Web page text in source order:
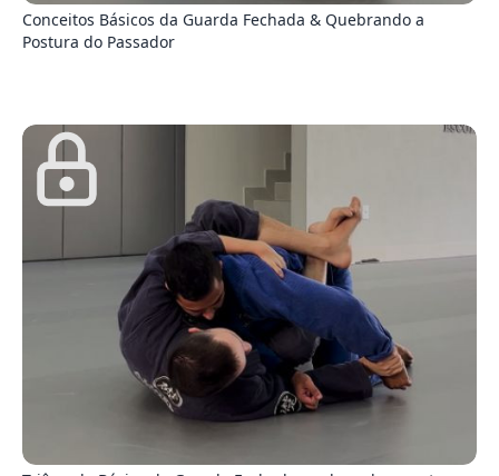
Conceitos Básicos da Guarda Fechada & Quebrando a
Postura do Passador